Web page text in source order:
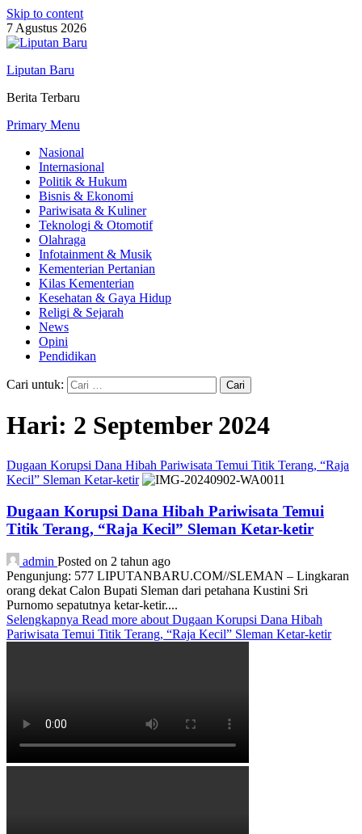
Skip to content
7 Agustus 2026
Liputan Baru
Berita Terbaru
Primary Menu
Nasional
Internasional
Politik & Hukum
Bisnis & Ekonomi
Pariwisata & Kuliner
Teknologi & Otomotif
Olahraga
Infotainment & Musik
Kementerian Pertanian
Kilas Kementerian
Kesehatan & Gaya Hidup
Religi & Sejarah
News
Opini
Pendidikan
Cari untuk:
Hari: 2 September 2024
Dugaan Korupsi Dana Hibah Pariwisata Temui Titik Terang, “Raja
Kecil” Sleman Ketar-ketir
Dugaan Korupsi Dana Hibah Pariwisata Temui
Titik Terang, “Raja Kecil” Sleman Ketar-ketir
admin Posted on 2 tahun ago
Pengunjung: 577 LIPUTANBARU.COM//SLEMAN – Lingkaran
orang dekat Calon Bupati Sleman dari petahana Kustini Sri
Purnomo sepatutnya ketar-ketir....
Selengkapnya Read more about Dugaan Korupsi Dana Hibah
Pariwisata Temui Titik Terang, “Raja Kecil” Sleman Ketar-ketir